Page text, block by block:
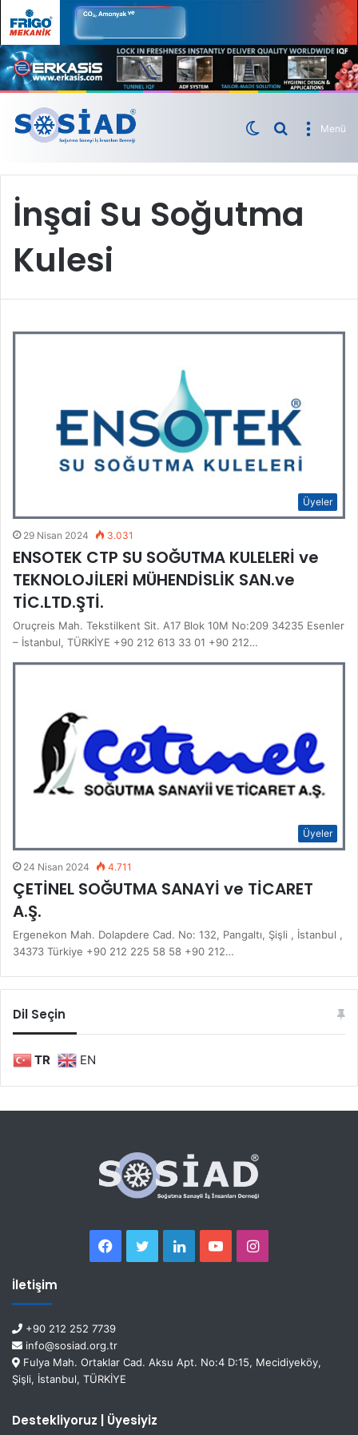
Menü
İnşai Su Soğutma
Kulesi
Üyeler
29 Nisan 2024 3.031
ENSOTEK CTP SU SOĞUTMA KULELERİ ve
TEKNOLOJİLERİ MÜHENDİSLİK SAN.ve
TİC.LTD.ŞTİ.
Oruçreis Mah. Tekstilkent Sit. A17 Blok 10M No:209 34235 Esenler
– İstanbul, TÜRKİYE +90 212 613 33 01 +90 212…
Üyeler
24 Nisan 2024 4.711
ÇETİNEL SOĞUTMA SANAYİ ve TİCARET
A.Ş.
Ergenekon Mah. Dolapdere Cad. No: 132, Pangaltı, Şişli , İstanbul ,
34373 Türkiye +90 212 225 58 58 +90 212…
Dil Seçin
TR EN
İletişim
+90 212 252 7739
info@sosiad.org.tr
Fulya Mah. Ortaklar Cad. Aksu Apt. No:4 D:15, Mecidiyeköy,
Şişli, İstanbul, TÜRKİYE
Destekliyoruz | Üyesiyiz